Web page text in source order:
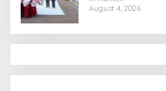
August 4, 2026